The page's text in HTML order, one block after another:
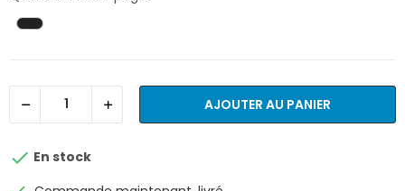
AJOUTER AU PANIER
 En stock